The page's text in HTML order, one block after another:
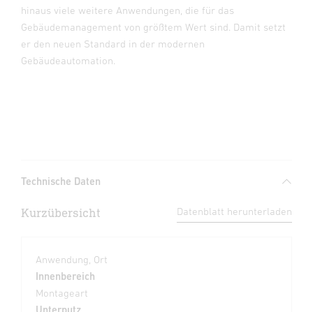
hinaus viele weitere Anwendungen, die für das
Gebäudemanagement von größtem Wert sind. Damit setzt
er den neuen Standard in der modernen
Gebäudeautomation.
Technische Daten
Kurzübersicht Datenblatt herunterladen
Anwendung, Ort
Innenbereich
Montageart
Unterputz